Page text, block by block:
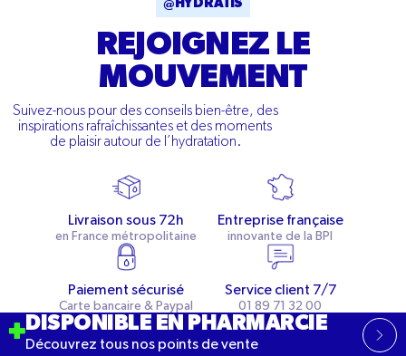
@HYDRATIS
REJOIGNEZ LE
MOUVEMENT
Suivez-nous pour des conseils bien-être, des
inspirations rafraîchissantes et des moments
de plaisir autour de l’hydratation.
Livraison sous 72h
en France métropolitaine
Entreprise française
innovante de la BPI
Paiement sécurisé
Carte bancaire & Paypal
Service client 7/7
01 89 71 32 00
DISPONIBLE EN PHARMARCIE
Découvrez tous nos points de vente